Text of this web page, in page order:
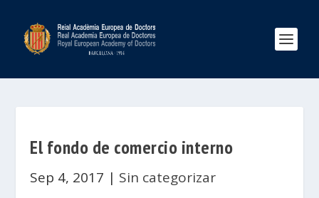
El fondo de comercio interno
Sep 4, 2017 | Sin categorizar